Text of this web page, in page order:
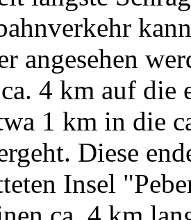
angesehen
4 km auf die
1 km in die
Diese
Insel